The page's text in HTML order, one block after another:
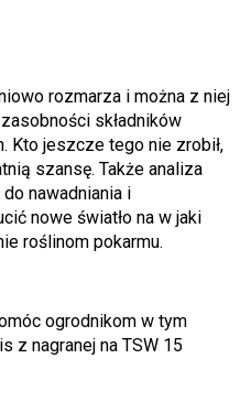
rozmarza i można z niej
składników
Kto jeszcze tego nie zrobił,
szansę. Także analiza
nawadniania i
nowe światło na w jaki
roślinom pokarmu.
ogrodnikom w tym
z nagranej na TSW 15